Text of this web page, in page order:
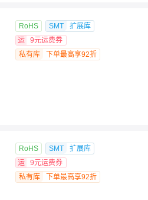
RoHS SMT
扩展库
运
9元运费券
私有库
下单最高享92折
RoHS SMT
扩展库
运
9元运费券
私有库
下单最高享92折